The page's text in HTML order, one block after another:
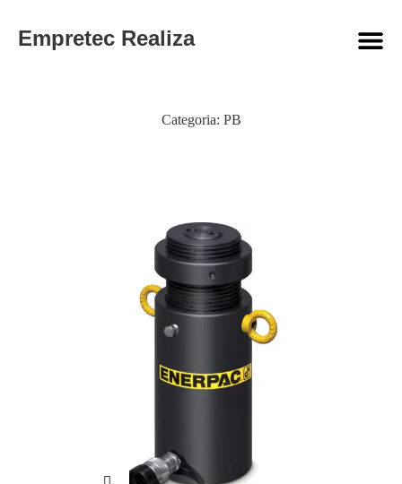
Empretec Realiza
Categoria: PB